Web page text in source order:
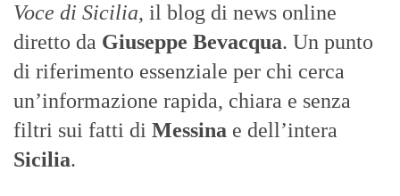
Voce di Sicilia, il blog di news online
diretto da Giuseppe Bevacqua. Un punto
di riferimento essenziale per chi cerca
un’informazione rapida, chiara e senza
filtri sui fatti di Messina e dell’intera
Sicilia.